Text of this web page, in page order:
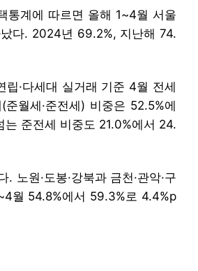
통계에 따르면 올해 1~4월 서울
다. 2024년 69.2%, 지난해 74.
·다세대 실거래 기준 4월 전세
월세·준전세) 비중은 52.5%에
준전세 비중도 21.0%에서 24.
노원·도봉·강북과 금천·관악·구
월 54.8%에서 59.3%로 4.4%p